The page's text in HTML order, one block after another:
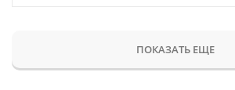
ПОКАЗАТЬ ЕЩЕ